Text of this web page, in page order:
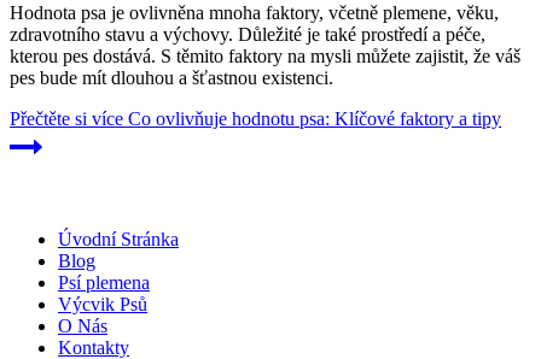
Hodnota psa je ovlivněna mnoha faktory, včetně plemene, věku,
zdravotního stavu a výchovy. Důležité je také prostředí a péče,
kterou pes dostává. S těmito faktory na mysli můžete zajistit, že váš
pes bude mít dlouhou a šťastnou existenci.
Přečtěte si více Co ovlivňuje hodnotu psa: Klíčové faktory a tipy
Úvodní Stránka
Blog
Psí plemena
Výcvik Psů
O Nás
Kontakty